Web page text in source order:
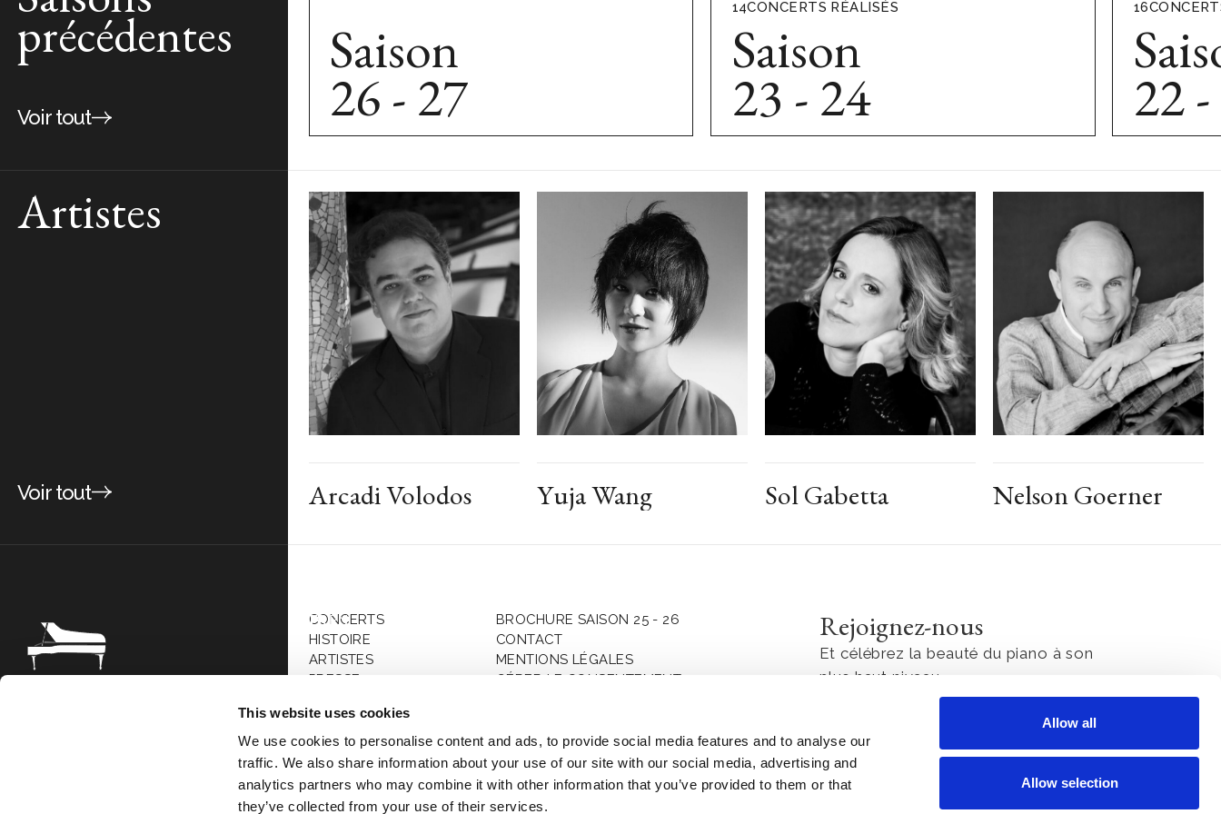
This website uses cookies
We use cookies to personalise content and ads, to provide social media features and to analyse our
traffic. We also share information about your use of our site with our social media, advertising and
analytics partners who may combine it with other information that you’ve provided to them or that
they’ve collected from your use of their services.
Allow all
Allow selection
précédentes
Voir tout
Saison
26 - 27
14CONCERTS RÉALISÉS
Saison
23 - 24
16
22
Artistes
Voir tout Arcadi Volodos Yuja Wang Sol Gabetta Nelson Goerner
Association Société des Grands
Interprètes 69 Bis Boulevard de
CONCERTS
HISTOIRE
ARTISTES
PRESSE
BROCHURE SAISON 25 - 26
CONTACT
MENTIONS LÉGALES
GÉRER LE CONSENTEMENT
Rejoignez-nous
Et célébrez la beauté du piano à son
plus haut niveau
J'accepte la Politique de confidentialité
FREN